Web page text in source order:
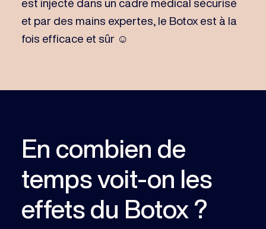
est injecté dans un cadre médical sécurisé
et par des mains expertes, le Botox est à la
fois efficace et sûr ☺️
En combien de
temps voit-on les
effets du Botox ?